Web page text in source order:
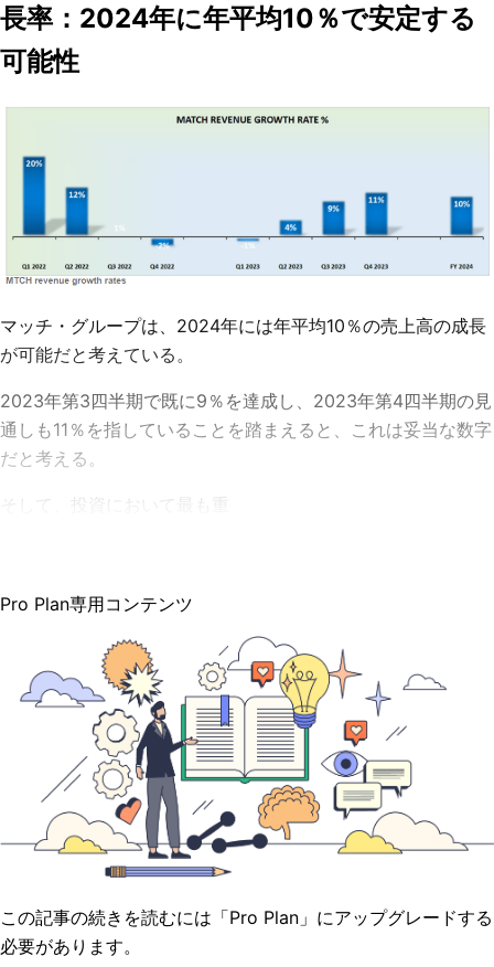
長率：2024年に年平均10％で安定する
可能性
マッチ・グループは、2024年には年平均10％の売上高の成長
が可能だと考えている。
2023年第3四半期で既に9％を達成し、2023年第4四半期の見
通しも11％を指していることを踏まえると、これは妥当な数字
だと考える。
そして、投資において最も重
Pro Plan専用コンテンツ
この記事の続きを読むには「Pro Plan」にアップグレードする
必要があります。